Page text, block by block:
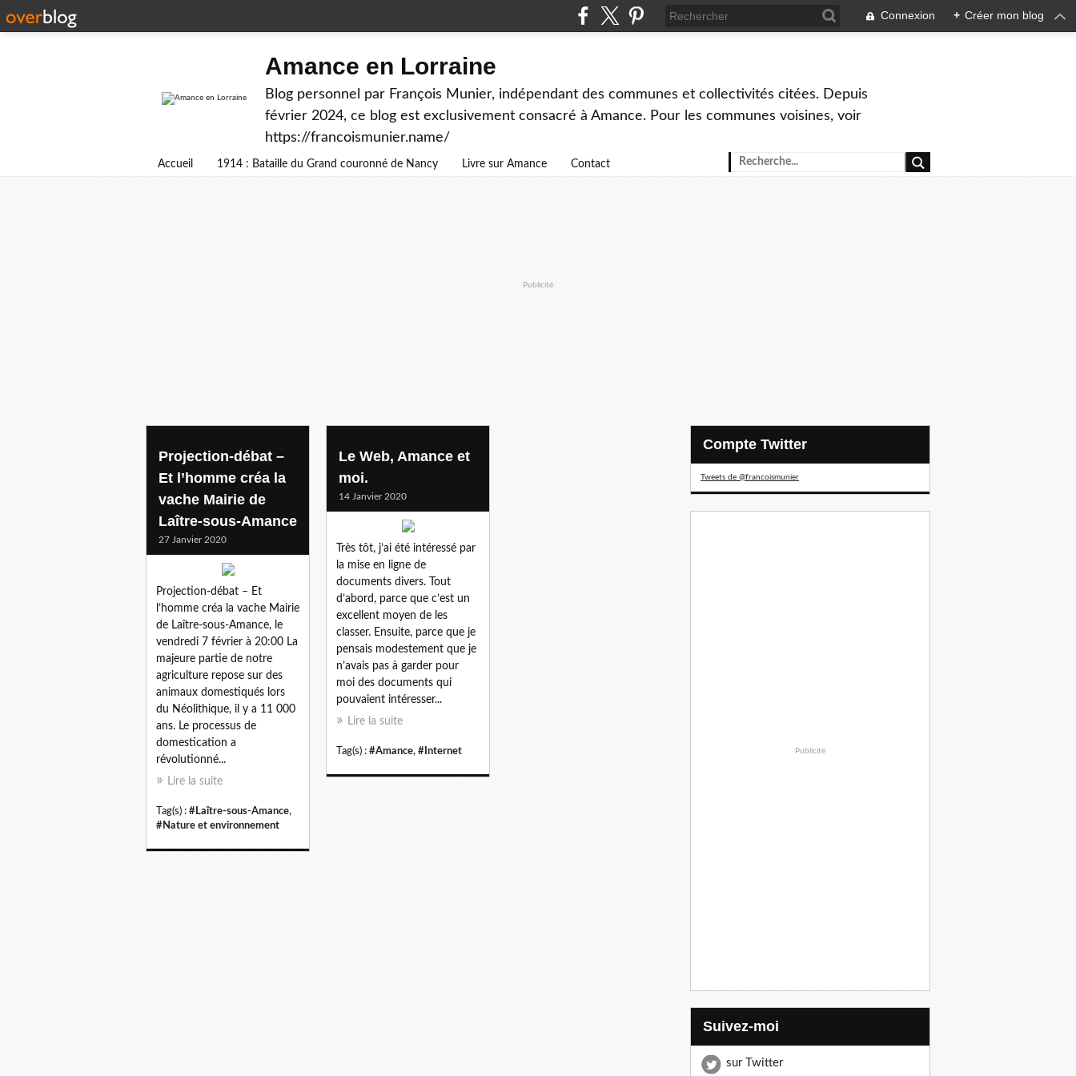
Connexion + Créer mon blog
Amance en Lorraine
Blog personnel par François Munier, indépendant des communes et collectivités citées. Depuis
février 2024, ce blog est exclusivement consacré à Amance. Pour les communes voisines, voir
https://francoismunier.name/
Accueil 1914 : Bataille du Grand couronné de Nancy Livre sur Amance Contact
Publicité
Projection-débat –
Et l’homme créa la
vache Mairie de
Laître-sous-Amance
27 Janvier 2020
Projection-débat – Et
l’homme créa la vache Mairie
de Laître-sous-Amance, le
vendredi 7 février à 20:00 La
majeure partie de notre
agriculture repose sur des
animaux domestiqués lors
du Néolithique, il y a 11 000
ans. Le processus de
domestication a
révolutionné...
Lire la suite
Tag(s) : #Laître-sous-Amance,
#Nature et environnement
Le Web, Amance et
moi.
14 Janvier 2020
Très tôt, j’ai été intéressé par
la mise en ligne de
documents divers. Tout
d’abord, parce que c’est un
excellent moyen de les
classer. Ensuite, parce que je
pensais modestement que je
n’avais pas à garder pour
moi des documents qui
pouvaient intéresser...
Lire la suite
Tag(s) : #Amance, #Internet
Compte Twitter
Tweets de @francoismunier
Publicité
Suivez-moi
sur Twitter